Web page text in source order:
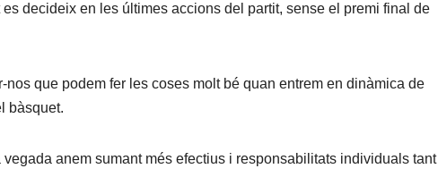
decideix en les últimes accions del partit, sense el premi final de
que podem fer les coses molt bé quan entrem en dinàmica de
bàsquet.
anem sumant més efectius i responsabilitats individuals tant